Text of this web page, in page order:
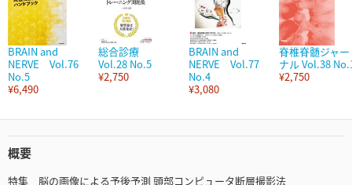
BRAIN and
NERVE Vol.76
No.5
¥6,490
総合診療
Vol.28 No.5
¥2,750
BRAIN and
NERVE Vol.77
No.4
¥3,080
脊椎脊髄ジャー
ナル Vol.38
¥2,750
概要
特集 脳の画像による予後予測 頭部コンピュータ断層撮影法